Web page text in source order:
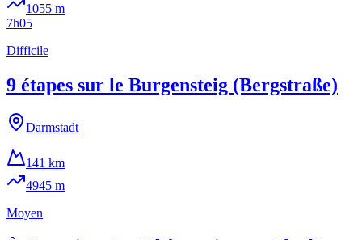
1055 m
7h05
Difficile
9 étapes sur le Burgensteig (Bergstraße)
Darmstadt
141 km
4945 m
Moyen